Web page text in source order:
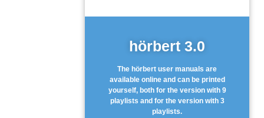
hörbert 3.0
The hörbert user manuals are
available online and can be printed
yourself, both for the version with 9
playlists and for the version with 3
playlists.